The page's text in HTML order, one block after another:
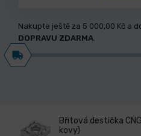
Nakupte ještě za 5 000,00 Kč a
DOPRAVU ZDARMA.
Břitová destička
kovy)